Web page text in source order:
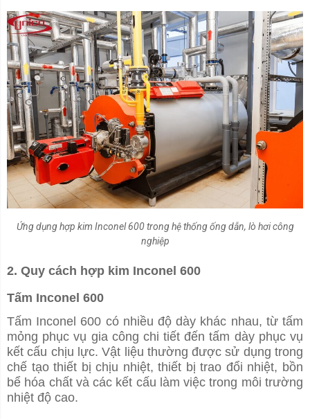
Ứng dụng hợp kim Inconel 600 trong hệ thống ống dẫn, lò hơi công
nghiệp
2. Quy cách hợp kim Inconel 600
Tấm Inconel 600
Tấm Inconel 600 có nhiều độ dày khác nhau, từ tấm
mỏng phục vụ gia công chi tiết đến tấm dày phục vụ
kết cấu chịu lực. Vật liệu thường được sử dụng trong
chế tạo thiết bị chịu nhiệt, thiết bị trao đổi nhiệt, bồn
bể hóa chất và các kết cấu làm việc trong môi trường
nhiệt độ cao.